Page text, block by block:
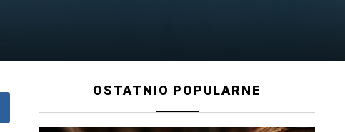
OSTATNIO POPULARNE